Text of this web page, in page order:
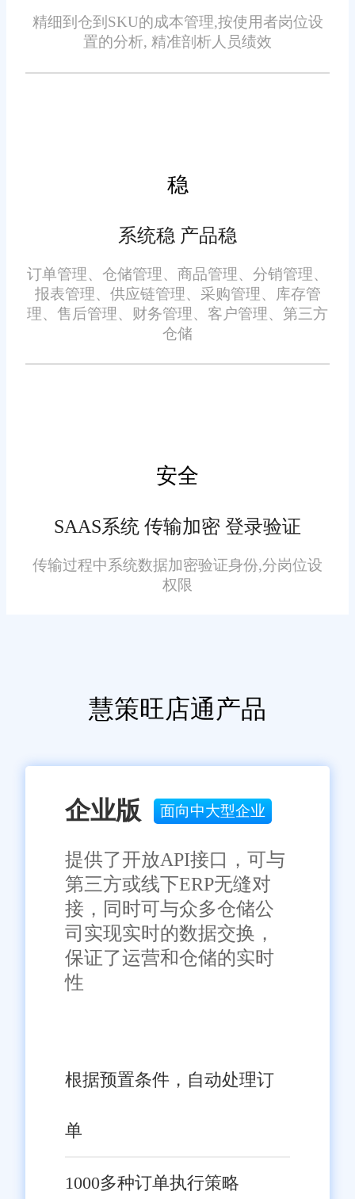
财务管理：提供全面的财务
的数据分析工具，生成各类业务
况，做出更科学的决策。
客户关系管理：记录客户的
金华一家知名连锁超市在引
入旺店通零售店铺管理系统后，
取得了显著的管理改进和业绩提
升。通过系统的智能化库存管理
功能，该超市实现了对各门店库
具，管理层能够更准确地制定采
购计划和营销策略，从而降低了
外，通过客户关系管理功能，该
超市还能够更好地了解客户需
求，提供更加个性化的服务，进
一步提升了客户满意度和忠诚
度。
金华旺店通零售店铺管理系
提升了整体的运营效率和市场竞
步和市场的深入开拓，旺店通将
继续为金华乃至全国的零售商家
提供更加全面、专业、高效的解
决方案，助力企业在激烈的市场
竞争中脱颖而出。
免责声明：本网站尽可能确保发布信息的准确性与可靠性，但不能
保证其完全无误，请您在阅读本网站内容时自行判断真实性，本网
站对于您因信赖该信息引起的损失概不负责。本网站发布的部分内
容，包括但不限于文字、图片、标识、广告、商标、域名等，除特
精细到仓到SKU的成本管理,按使用者岗位设
置的分析, 精准剖析人员绩效
稳
系统稳 产品稳
订单管理、仓储管理、商品管理、分销管理、
报表管理、供应链管理、采购管理、库存管
理、售后管理、财务管理、客户管理、第三方
仓储
安全
SAAS系统 传输加密 登录验证
传输过程中系统数据加密验证身份,分岗位设
权限
慧策旺店通产品
企业版 面向中大型企业
提供了开放API接口，可与
第三方或线下ERP无缝对
接，同时可与众多仓储公
司实现实时的数据交换，
保证了运营和仓储的实时
性
根据预置条件，自动处理订
单
1000多种订单执行策略